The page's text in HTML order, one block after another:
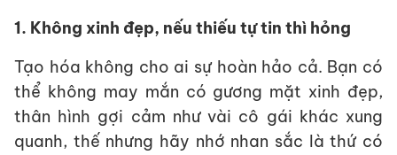
1. Không xinh đẹp, nếu thiếu tự tin thì hỏng
Tạo hóa không cho ai sự hoàn hảo cả. Bạn có
thể không may mắn có gương mặt xinh đẹp,
thân hình gợi cảm như vài cô gái khác xung
quanh, thế nhưng hãy nhớ nhan sắc là thứ có